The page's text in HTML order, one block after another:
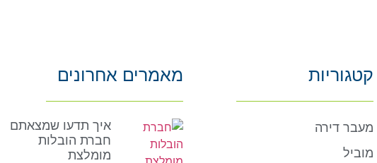
קטגוריות
מעבר דירה
מוביל
מאמרים אחרונים
איך תדעו שמצאתם
חברת הובלות
מומלצת